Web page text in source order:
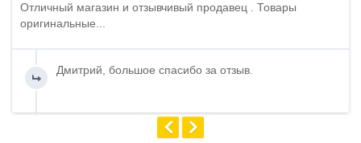
Отличный магазин и отзывчивый продавец . Товары
оригинальные...
Дмитрий, большое спасибо за отзыв.